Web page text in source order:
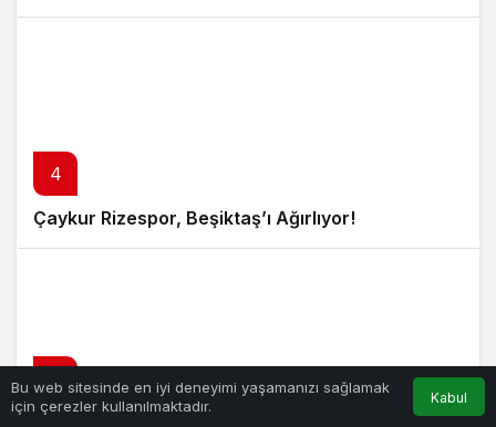
4
Çaykur Rizespor, Beşiktaş’ı Ağırlıyor!
5
Bu web sitesinde en iyi deneyimi yaşamanızı sağlamak
için çerezler kullanılmaktadır.
Kabul